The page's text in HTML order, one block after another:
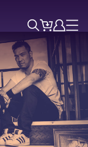
ZoekTicketsAccount
Menu